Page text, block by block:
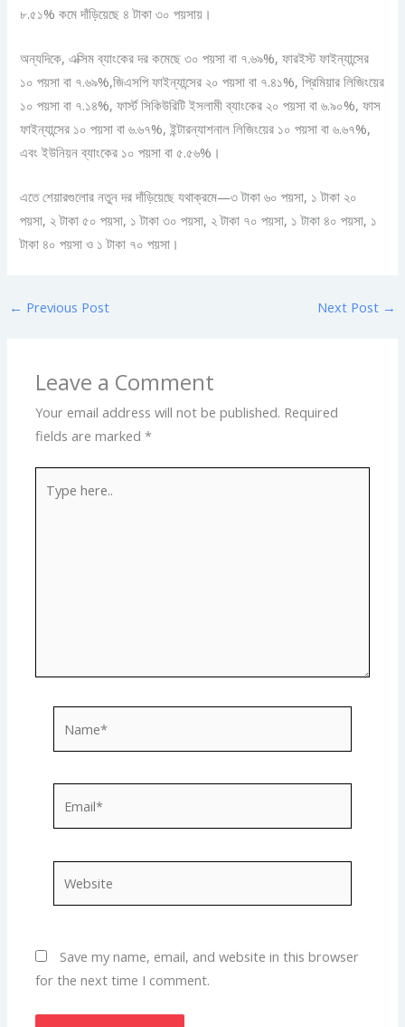
৮.৫১% কমে দাঁড়িয়েছে ৪ টাকা ৩০ পয়সায়।
অন্যদিকে, এক্সিম ব্যাংকের দর কমেছে ৩০ পয়সা বা ৭.৬৯%, ফারইস্ট ফাইন্যান্সের
১০ পয়সা বা ৭.৬৯%,জিএসপি ফাইন্যান্সের ২০ পয়সা বা ৭.৪১%, প্রিমিয়ার লিজিংয়ের
১০ পয়সা বা ৭.১৪%, ফার্স্ট সিকিউরিটি ইসলামী ব্যাংকের ২০ পয়সা বা ৬.৯০%, ফাস
ফাইন্যান্সের ১০ পয়সা বা ৬.৬৭%, ইন্টারন্যাশনাল লিজিংয়ের ১০ পয়সা বা ৬.৬৭%,
এবং ইউনিয়ন ব্যাংকের ১০ পয়সা বা ৫.৫৬%।
এতে শেয়ারগুলোর নতুন দর দাঁড়িয়েছে যথাক্রমে—৩ টাকা ৬০ পয়সা, ১ টাকা ২০
পয়সা, ২ টাকা ৫০ পয়সা, ১ টাকা ৩০ পয়সা, ২ টাকা ৭০ পয়সা, ১ টাকা ৪০ পয়সা, ১
টাকা ৪০ পয়সা ও ১ টাকা ৭০ পয়সা।
← Previous Post Next Post →
Leave a Comment
Your email address will not be published. Required
fields are marked*
here..
Save my name, email, and website in this browser
for the next time I comment.